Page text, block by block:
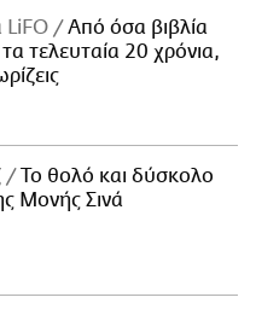
LiFO
Από όσα βιβλία
τελευταία 20 χρόνια,
Το θολό και δύσκολο
Μονής Σινά